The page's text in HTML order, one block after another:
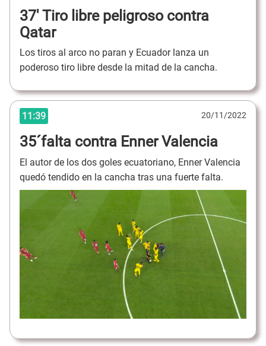
37' Tiro libre peligroso contra
Qatar
Los tiros al arco no paran y Ecuador lanza un
poderoso tiro libre desde la mitad de la cancha.
11:39 20/11/2022
35´falta contra Enner Valencia
El autor de los dos goles ecuatoriano, Enner Valencia
quedó tendido en la cancha tras una fuerte falta.